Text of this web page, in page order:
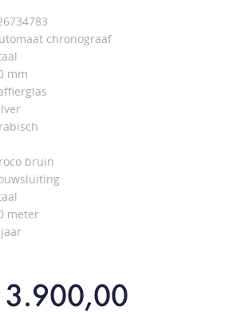
chronograaf
mm
bruin
meter
3.900,00